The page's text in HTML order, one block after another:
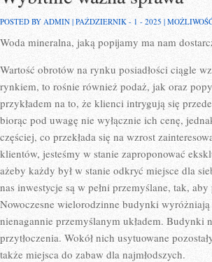
POSTED BY ADMIN | PAŹDZIERNIK - 1 - 2025 |
Woda mineralna, jaką popijamy ma nam
Wartość obrotów na rynku posiadłości ciągle
rynkiem, to rośnie również podaż, jak oraz
przykładem na to, że klienci intrygują się
biorąc pod uwagę nie wyłącznie ich cenę,
częściej, co przekłada się na wzrost
klientów, jesteśmy w stanie zaproponować
ażeby każdy był w stanie odkryć miejsce dla
nas inwestycje są w pełni przemyślane, tak,
Nowoczesne wielorodzinne budynki
nienagannie przemyślanym układem. Budynki
przytłoczenia. Wokół nich usytuowane
także miejsca do zabaw dla najmłodszych.